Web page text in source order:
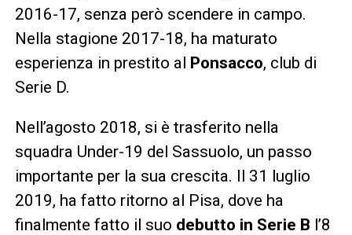
2016-17, senza però scendere in campo.
Nella stagione 2017-18, ha maturato
esperienza in prestito al Ponsacco, club di
Serie D.
Nell’agosto 2018, si è trasferito nella
squadra Under-19 del Sassuolo, un passo
importante per la sua crescita. Il 31 luglio
2019, ha fatto ritorno al Pisa, dove ha
finalmente fatto il suo debutto in Serie B l’8